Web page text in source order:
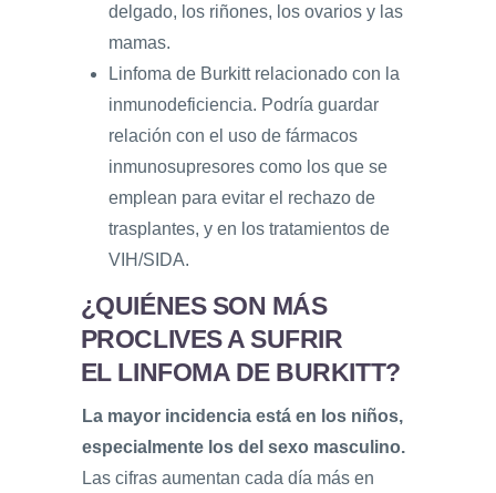
delgado, los riñones, los ovarios y las
mamas.
Linfoma de Burkitt relacionado con la
inmunodeficiencia. Podría guardar
relación con el uso de fármacos
inmunosupresores como los que se
emplean para evitar el rechazo de
trasplantes, y en los tratamientos de
VIH/SIDA.
¿QUIÉNES SON MÁS
PROCLIVES A SUFRIR
EL LINFOMA DE BURKITT?
La mayor incidencia está en los niños,
especialmente los del sexo masculino.
Las cifras aumentan cada día más en